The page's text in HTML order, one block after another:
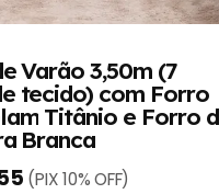
Varão 3,50m (7
tecido) com Forro
Titânio e Forro
Branca
(PIX 10% OFF)